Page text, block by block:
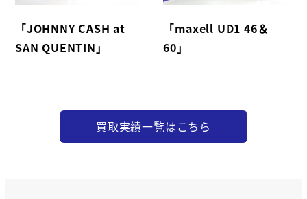
「JOHNNY CASH at
SAN QUENTIN」
「maxell UD1 46＆
60」
買取実績一覧はこちら